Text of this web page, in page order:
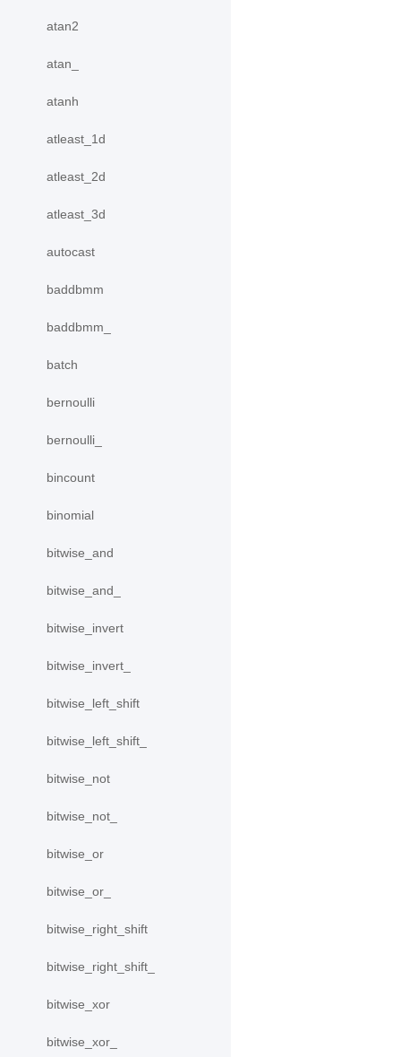
atan2
atan_
atanh
atleast_1d
atleast_2d
atleast_3d
autocast
baddbmm
baddbmm_
batch
bernoulli
bernoulli_
bincount
binomial
bitwise_and
bitwise_and_
bitwise_invert
bitwise_invert_
bitwise_left_shift
bitwise_left_shift_
bitwise_not
bitwise_not_
bitwise_or
bitwise_or_
bitwise_right_shift
bitwise_right_shift_
bitwise_xor
bitwise_xor_